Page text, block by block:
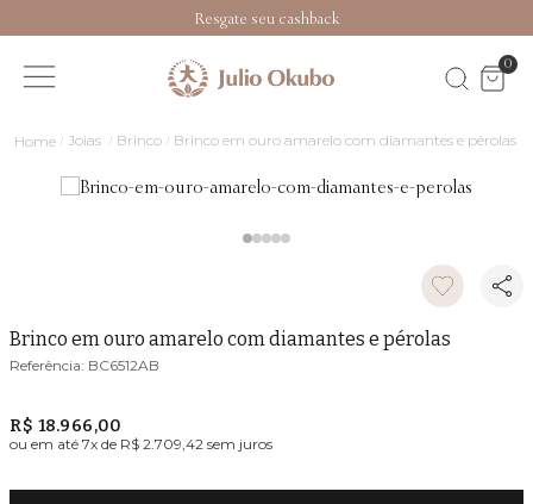
Resgate seu cashback
0
Joias Brinco Brinco em ouro amarelo com diamantes e pérolas
Brinco em ouro amarelo com diamantes e pérolas
BC6512AB
R$ 18.966,00
ou em até 7x de R$ 2.709,42 sem juros